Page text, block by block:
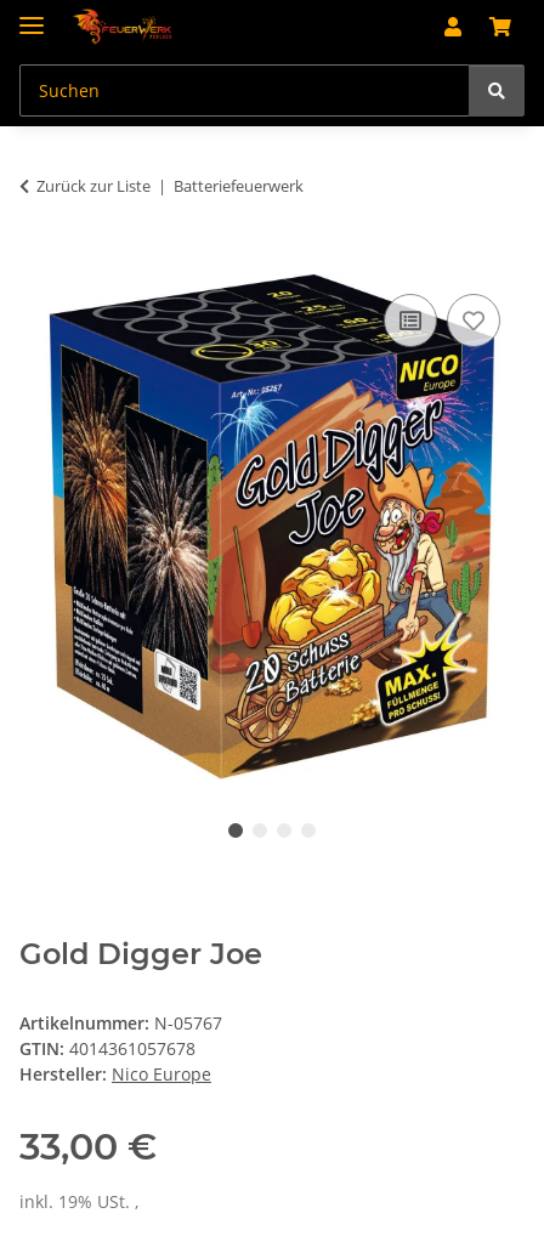
Zurück zur Liste Batteriefeuerwerk
An dieser Stelle findest Du Inhalte von Drittanbietern (Youtube).
Möchtest Du Inhalte von Drittanbietern angezeigt bekommen, klicke
bitte in den Einstellungen zur Privatssphäre "Alle akzeptieren" und
lade anschließend die Seite neu.
Gold Digger Joe
Artikelnummer: N-05767
GTIN: 4014361057678
Hersteller: Nico Europe
33,00 €
inkl. 19% USt. ,